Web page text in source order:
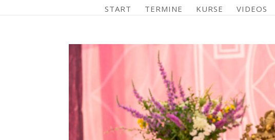
START TERMINE KURSE VIDEOS